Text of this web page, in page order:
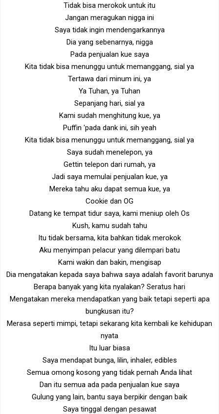
Tidak bisa merokok untuk itu
Jangan meragukan nigga ini
Saya tidak ingin mendengarkannya
Dia yang sebenarnya, nigga
Pada penjualan kue saya
Kita tidak bisa menunggu untuk memanggang, sial ya
Tertawa dari minum ini, ya
Ya Tuhan, ya Tuhan
Sepanjang hari, sial ya
Kami sudah menghitung kue, ya
Puffin 'pada dank ini, sih yeah
Kita tidak bisa menunggu untuk memanggang, sial ya
Saya sudah menelepon, ya
Gettin telepon dari rumah, ya
Jadi saya memulai penjualan kue, ya
Mereka tahu aku dapat semua kue, ya
Cookie dan OG
Datang ke tempat tidur saya, kami meniup oleh Os
Kush, kamu sudah tahu
Itu tidak bersama, kita bahkan tidak merokok
Aku menyimpan pelacur yang dilempari batu
Kami wakin dan bakin, mengisap
Dia mengatakan kepada saya bahwa saya adalah favorit barunya
Berapa banyak yang kita nyalakan? Seratus hari
Mengatakan mereka mendapatkan yang baik tetapi seperti apa
bungkusan itu?
Merasa seperti mimpi, tetapi sekarang kita kembali ke kehidupan
nyata
Itu luar biasa
Saya mendapat bunga, lilin, inhaler, edibles
Semua omong kosong yang tidak pernah Anda lihat
Dan itu semua ada pada penjualan kue saya
Gulung yang lain, bantu saya berpikir dengan baik
Saya tinggal dengan pesawat